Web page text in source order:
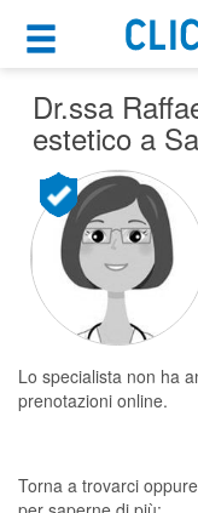
Medico Estetico
Salerno (SA)
Cosa possiamo
Per i pazienti
Prenota
Ricerca
Consulti
Dr.ssa
estetico a
Lo specialista non ha
prenotazioni online.
Torna a trovarci